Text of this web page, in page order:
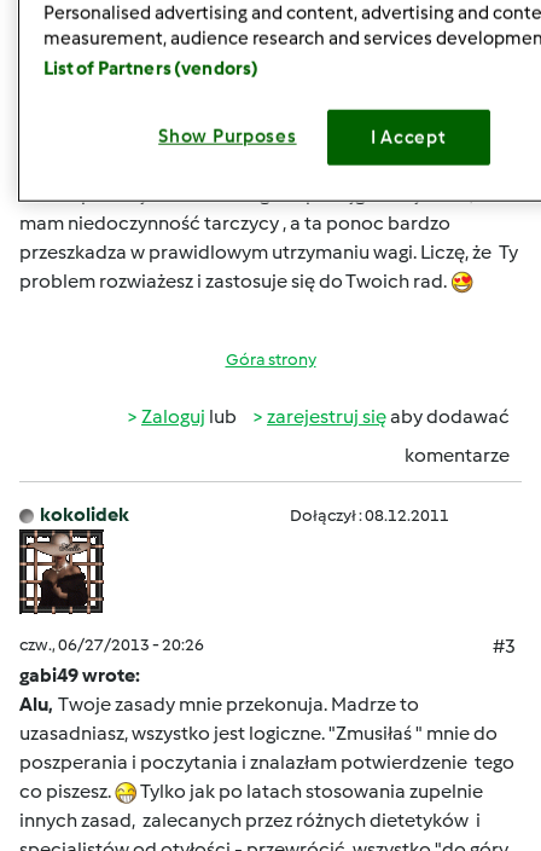
ALU, WCALE NIE JESTEM NAJEDZONA I SZCZĘŚLIWA
Takie miałam zalecenia nadane przez lekarzy-
specjalistów odchudzania, kilka lat temu (chyba 4).
Przywykłam do nich bo lepszych dla mnie nie wymyslono,
choć próbowałam u innych również. Bez efektu. Waga ani
drgnie. Ja jednak musze zrzucić ładnych parę kilogramów,
bo cierpia moje kolana i kregosłup. Najgorsze jest to, że
mam niedoczynność tarczycy , a ta ponoc bardzo
przeszkadza w prawidlowym utrzymaniu wagi. Liczę, że Ty
problem rozwiażesz i zastosuje się do Twoich rad.
Góra strony
Zaloguj lub zarejestruj sięaby dodawać
komentarze
kokolidek Dołączył : 08.12.2011
czw., 06/27/2013 - 20:26
#3
gabi49 wrote:
Alu, Twoje zasady mnie przekonuja. Madrze to
uzasadniasz, wszystko jest logiczne. "Zmusiłaś " mnie do
poszperania i poczytania i znalazłam potwierdzenie tego
co piszesz.
Tylko jak po latach stosowania zupelnie
innych zasad, zalecanych przez różnych dietetyków i
Personalised advertising and content, advertising and
measurement, audience research and services
List of Partners (vendors)
Show Purposes I Accept